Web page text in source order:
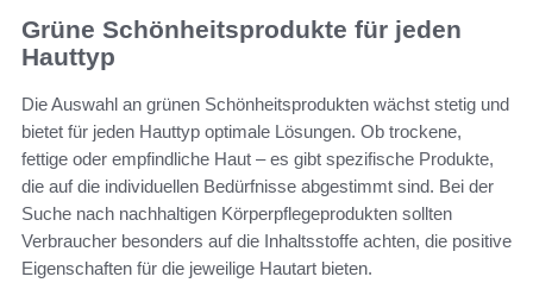
Grüne Schönheitsprodukte für jeden
Hauttyp
Die Auswahl an grünen Schönheitsprodukten wächst stetig und
bietet für jeden Hauttyp optimale Lösungen. Ob trockene,
fettige oder empfindliche Haut – es gibt spezifische Produkte,
die auf die individuellen Bedürfnisse abgestimmt sind. Bei der
Suche nach nachhaltigen Körperpflegeprodukten sollten
Verbraucher besonders auf die Inhaltsstoffe achten, die positive
Eigenschaften für die jeweilige Hautart bieten.